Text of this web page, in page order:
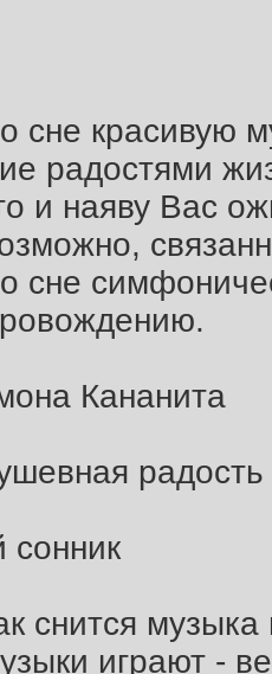
сне красивую
радостями
и наяву Вас
сне
Кананита
радость
сонник
снится
играют -